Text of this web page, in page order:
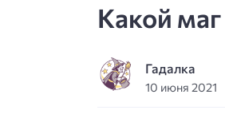
Какой
Гадалка
10 июня 2021